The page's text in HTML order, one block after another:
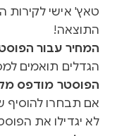
טאץ' אישי לקירות
התוצאה!
המחיר עבור
הגדלים תואמים
הפוסטר מודפס
אם תבחרו להוסיף
לא יגדילו את